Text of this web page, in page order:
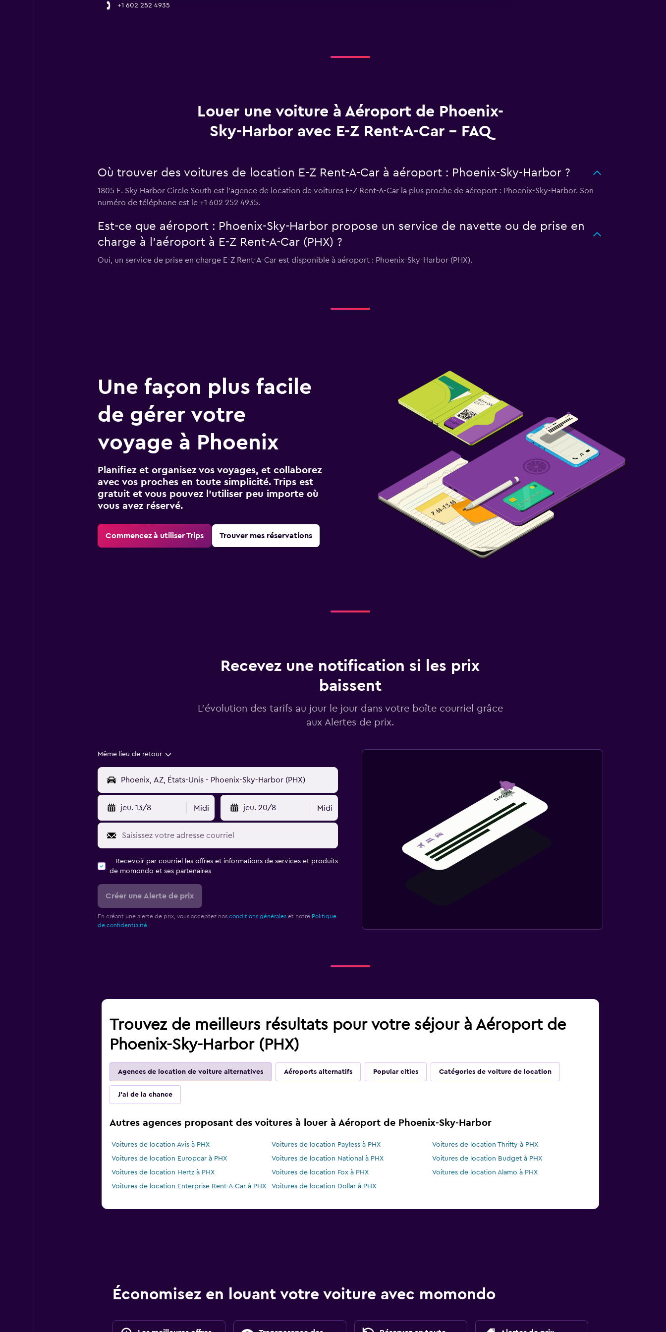
+1 602 252 4935
Louer une voiture à Aéroport de Phoenix-
Sky-Harbor avec E-Z Rent-A-Car - FAQ
Où trouver des voitures de location E-Z Rent-A-Car à aéroport : Phoenix-Sky-Harbor ?
1805 E. Sky Harbor Circle South est l'agence de location de voitures E-Z Rent-A-Car la plus proche de aéroport : Phoenix-Sky-Harbor. Son
numéro de téléphone est le +1 602 252 4935.
Est-ce que aéroport : Phoenix-Sky-Harbor propose un service de navette ou de prise en
charge à l’aéroport à E-Z Rent-A-Car (PHX) ?
Oui, un service de prise en charge E-Z Rent-A-Car est disponible à aéroport : Phoenix-Sky-Harbor (PHX).
Une façon plus facile
de gérer votre
voyage à Phoenix
Planifiez et organisez vos voyages, et collaborez
avec vos proches en toute simplicité. Trips est
gratuit et vous pouvez l’utiliser peu importe où
vous avez réservé.
Commencez à utiliser Trips Trouver mes réservations
Recevez une notification si les prix
baissent
L’évolution des tarifs au jour le jour dans votre boîte courriel grâce
aux Alertes de prix.
Même lieu de retour
jeu. 13/8 Midi jeu. 20/8 Midi
Recevoir par courriel les offres et informations de services et produits
de momondo et ses partenaires
Créer une Alerte de prix
En créant une alerte de prix, vous acceptez nos conditions généraleset notre Politique
de confidentialité.
Trouvez de meilleurs résultats pour votre séjour à Aéroport de
Phoenix-Sky-Harbor (PHX)
Agences de location de voiture alternatives Aéroports alternatifs Popular cities Catégories de voiture de location
J'ai de la chance
Autres agences proposant des voitures à louer à Aéroport de Phoenix-Sky-Harbor
Voitures de location Avis à PHX Voitures de location Payless à PHX
Voitures de location Thrifty à PHX
Voitures de location Europcar à PHX
Voitures de location National à PHX
Voitures de location Budget à PHX
Voitures de location Hertz à PHX
Voitures de location Fox à PHX
Voitures de location Alamo à PHX
Voitures de location Enterprise Rent-A-Car à PHX
Voitures de location Dollar à PHX
Économisez en louant votre voiture avec momondo